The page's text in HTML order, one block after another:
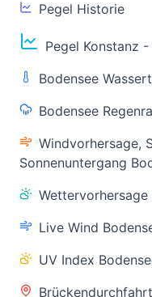
Pegel Historie
Pegel Konstanz
Bodensee
Bodensee
Windvorhersage,
Sonnenuntergang
Wettervorhersage
Live Wind
UV Index
Aktuelle Warnlage
Aktueller
(Konstanz)
Warnstatus
✅ Keine
Warnung